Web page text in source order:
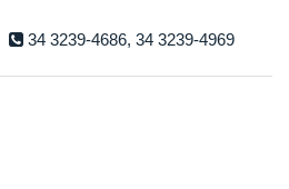
34 3239-4686, 34 3239-4969